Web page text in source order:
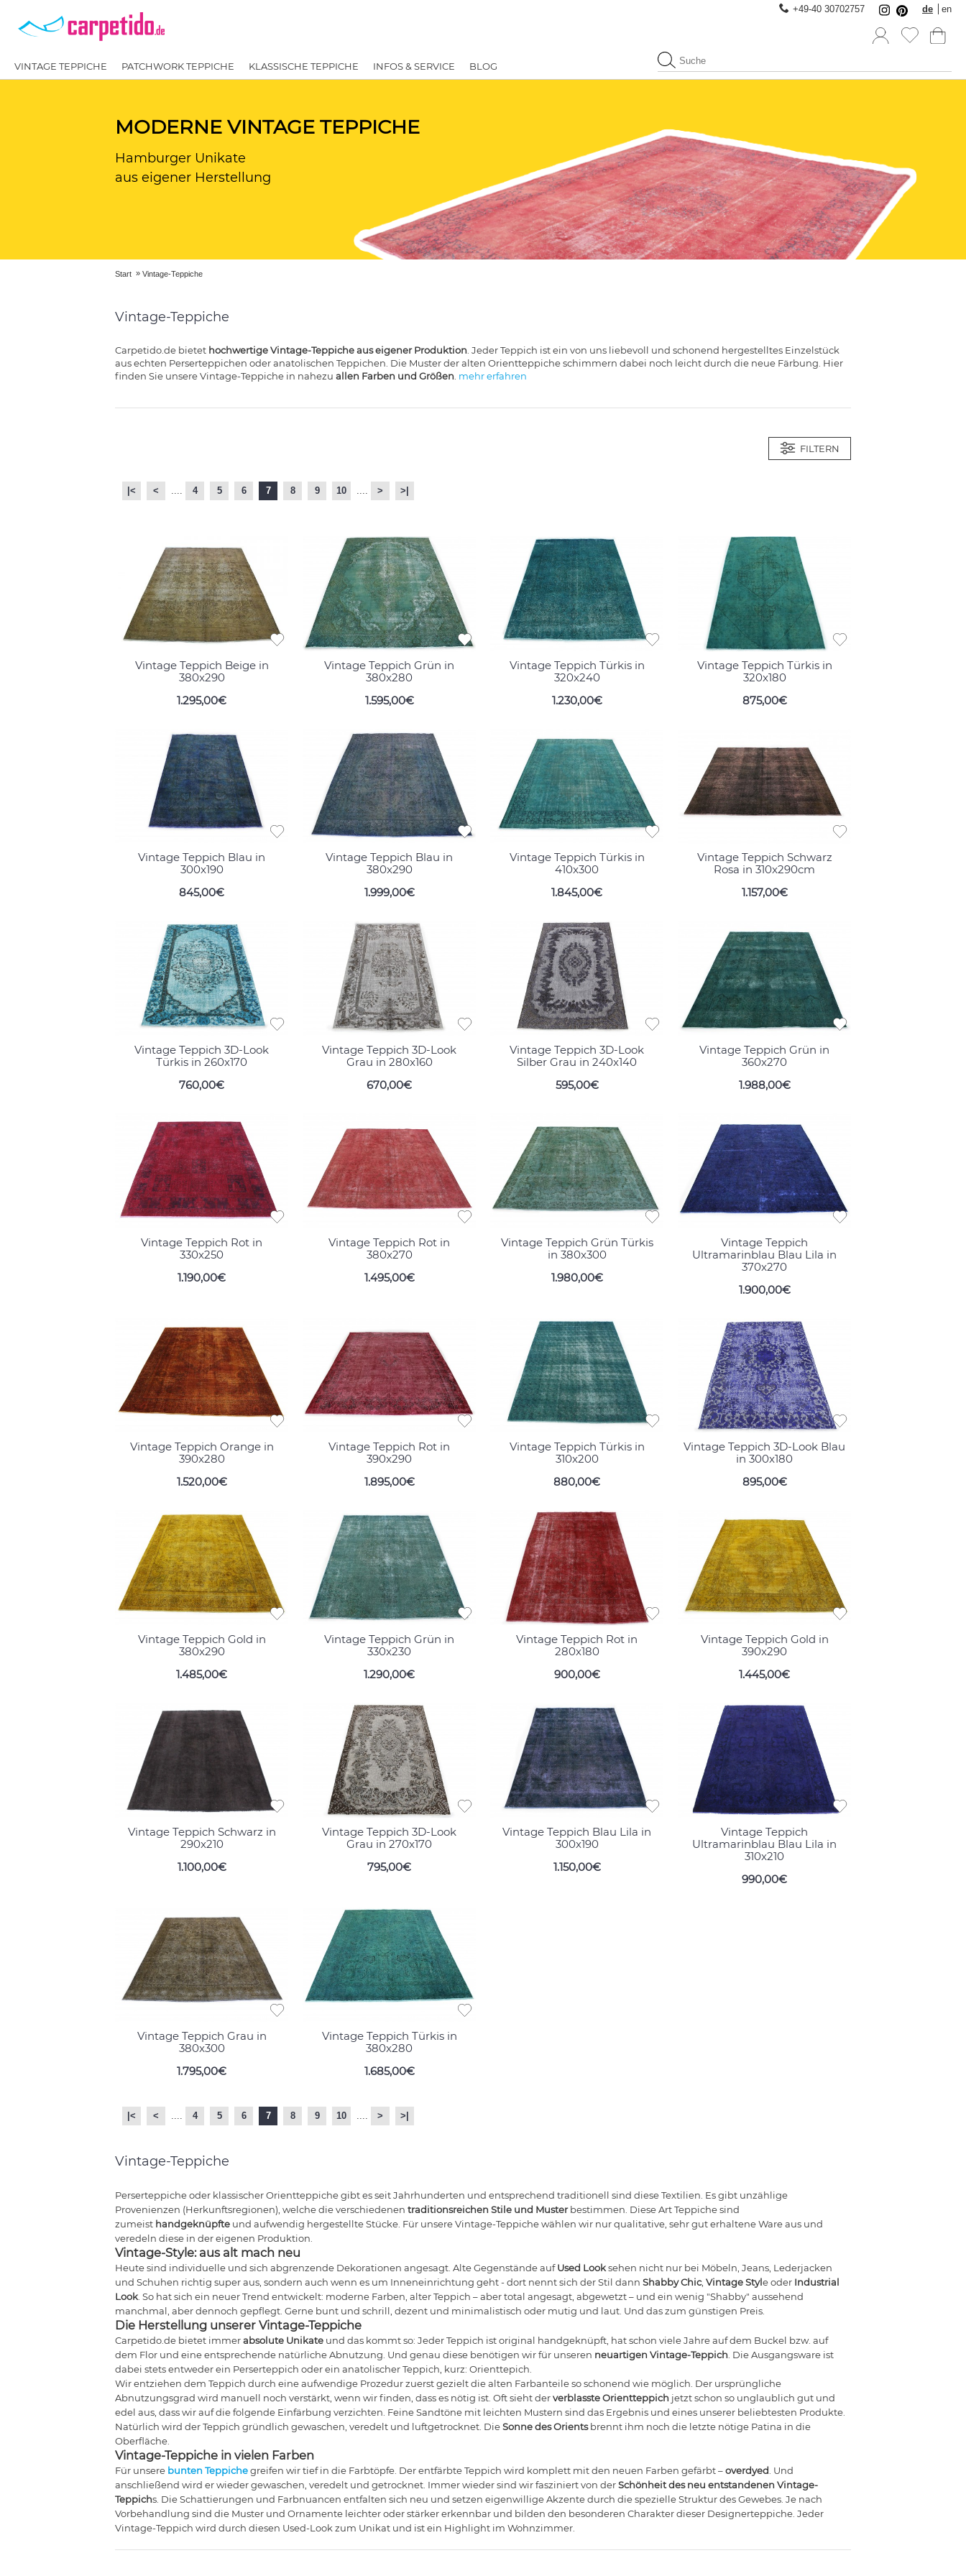
+49-40 30702757 de en
VINTAGE TEPPICHE PATCHWORK TEPPICHE KLASSISCHE TEPPICHE INFOS & SERVICE BLOG
MODERNE VINTAGE TEPPICHE
Hamburger Unikate
aus eigener Herstellung
Start » Vintage-Teppiche
Vintage-Teppiche
Carpetido.de bietet hochwertige Vintage-Teppiche aus eigener Produktion . Jeder Teppich ist ein von uns liebevoll und schonend hergestelltes Einzelstück
aus echten Perserteppichen oder anatolischen Teppichen. Die Muster der alten Orientteppiche schimmern dabei noch leicht durch die neue Färbung. Hier
finden Sie unsere Vintage-Teppiche in nahezu allen Farben und Größen mehr erfahren
FILTERN
|< < .... 4 5 6 7 8 9 10 .... > >|
Vintage Teppich Beige in
380x290
1.295,00€
Vintage Teppich Grün in
380x280
1.595,00€
Vintage Teppich Türkis in
320x240
1.230,00€
Vintage Teppich Türkis in
320x180
875,00€
Vintage Teppich Blau in
300x190
845,00€
Vintage Teppich Blau in
380x290
1.999,00€
Vintage Teppich Türkis in
410x300
1.845,00€
Vintage Teppich Schwarz
Rosa in 310x290cm
1.157,00€
Vintage Teppich 3D-Look
Türkis in 260x170
760,00€
Vintage Teppich 3D-Look
Grau in 280x160
670,00€
Vintage Teppich 3D-Look
Silber Grau in 240x140
595,00€
Vintage Teppich Grün in
360x270
1.988,00€
Vintage Teppich Rot in
330x250
1.190,00€
Vintage Teppich Rot in
380x270
1.495,00€
Vintage Teppich Grün Türkis
in 380x300
1.980,00€
Vintage Teppich
Ultramarinblau Blau Lila in
370x270
1.900,00€
Vintage Teppich Orange in
390x280
1.520,00€
Vintage Teppich Rot in
390x290
1.895,00€
Vintage Teppich Türkis in
310x200
880,00€
Vintage Teppich 3D-Look Blau
in 300x180
895,00€
Vintage Teppich Gold in
380x290
1.485,00€
Vintage Teppich Grün in
330x230
1.290,00€
Vintage Teppich Rot in
280x180
900,00€
Vintage Teppich Gold in
390x290
1.445,00€
Vintage Teppich Schwarz in
290x210
1.100,00€
Vintage Teppich 3D-Look
Grau in 270x170
795,00€
Vintage Teppich Blau Lila in
300x190
1.150,00€
Vintage Teppich
Ultramarinblau Blau Lila in
310x210
990,00€
Vintage Teppich Grau in
380x300
1.795,00€
Vintage Teppich Türkis in
380x280
1.685,00€
|< < .... 4 5 6 7 8 9 10 .... > >|
Vintage-Teppiche
Perserteppiche oder klassischer Orientteppiche gibt es seit Jahrhunderten und entsprechend traditionell sind diese Textilien. Es gibt unzählige
Provenienzen (Herkunftsregionen), welche die verschiedenen traditionsreichen Stile und Musterbestimmen. Diese Art Teppiche sind
zumeist handgeknüpfte und aufwendig hergestellte Stücke. Für unsere Vintage-Teppiche wählen wir nur qualitative, sehr gut erhaltene Ware aus und
veredeln diese in der eigenen Produktion.
Vintage-Style: aus alt mach neu
Heute sind individuelle und sich abgrenzende Dekorationen angesagt. Alte Gegenstände aufUsed Looksehen nicht nur bei Möbeln, Jeans, Lederjacken
und Schuhen richtig super aus, sondern auch wenn es um Inneneinrichtung geht - dort nennt sich der Stil dann Shabby Chic, Vintage Style oder Industrial
Look. So hat sich ein neuer Trend entwickelt: moderne Farben, alter Teppich – aber total angesagt, abgewetzt – und ein wenig "Shabby" aussehend
manchmal, aber dennoch gepflegt. Gerne bunt und schrill, dezent und minimalistisch oder mutig und laut. Und das zum günstigen Preis.
Die Herstellung unserer Vintage-Teppiche
Carpetido.de bietet immerabsolute Unikate und das kommt so: Jeder Teppich ist original handgeknüpft, hat schon viele Jahre auf dem Buckel bzw. auf
dem Flor und eine entsprechende natürliche Abnutzung. Und genau diese benötigen wir für unseren neuartigen Vintage-Teppich. Die Ausgangsware ist
dabei stets entweder ein Perserteppich oder ein anatolischer Teppich, kurz: Orienttepich.
Wir entziehen dem Teppich durch eine aufwendige Prozedur zuerst gezielt die alten Farbanteile so schonend wie möglich. Der ursprüngliche
Abnutzungsgrad wird manuell noch verstärkt, wenn wir finden, dass es nötig ist. Oft sieht derverblasste Orientteppich jetzt schon so unglaublich gut und
edel aus, dass wir auf die folgende Einfärbung verzichten. Feine Sandtöne mit leichten Mustern sind das Ergebnis und eines unserer beliebtesten Produkte.
Natürlich wird der Teppich gründlich gewaschen, veredelt und luftgetrocknet. DieSonne des Orientsbrennt ihm noch die letzte nötige Patina in die
Oberfläche.
Vintage-Teppiche in vielen Farben
Für unsere bunten Teppichegreifen wir tief in die Farbtöpfe. Der entfärbte Teppich wird komplett mit den neuen Farben gefärbt –overdyed. Und
anschließend wird er wieder gewaschen, veredelt und getrocknet. Immer wieder sind wir fasziniert von derSchönheit des neu entstandenen Vintage-
Teppichs. Die Schattierungen und Farbnuancen entfalten sich neu und setzen eigenwillige Akzente durch die spezielle Struktur des Gewebes. Je nach
Vorbehandlung sind die Muster und Ornamente leichter oder stärker erkennbar und bilden den besonderen Charakter dieser Designerteppiche. Jeder
Vintage-Teppich wird durch diesen Used-Look zum Unikat und ist ein Highlight im Wohnzimmer.